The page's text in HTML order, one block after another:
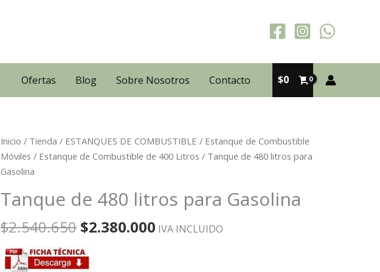
Ofertas Blog Sobre Nosotros Contacto $0
Inicio / Tienda / ESTANQUES DE COMBUSTIBLE / Estanque de Combustible
Móviles / Estanque de Combustible de 400 Litros / Tanque de 480 litros para
Gasolina
Tanque de 480 litros para Gasolina
$2.540.650 El
original
$2.380.000El
IVA INCLUIDO